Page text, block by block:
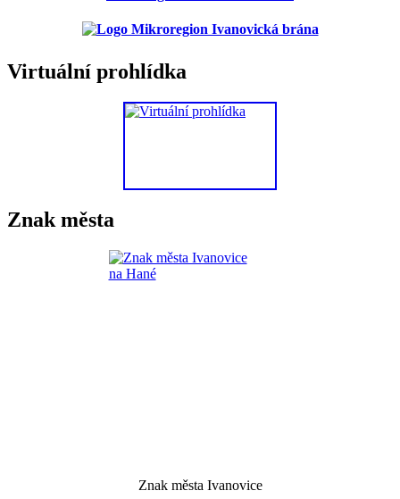
Virtuální prohlídka
Znak města
Znak města Ivanovice